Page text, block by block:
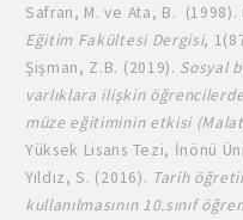
Safran, M. ve Ata, B. (1998).
Eğitim Fakültesi Dergisi,
Şişman, Z.B. (2019). Sosyal
varlıklara ilişkin
müze eğitiminin etkisi
Yüksek Lisans Tezi, İnönü
Yıldız, S. (2016). Tarih
kullanılmasının 10.sınıf